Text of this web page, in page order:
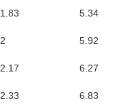
1.83 5.34
2 5.92
2.17 6.27
2.33 6.83